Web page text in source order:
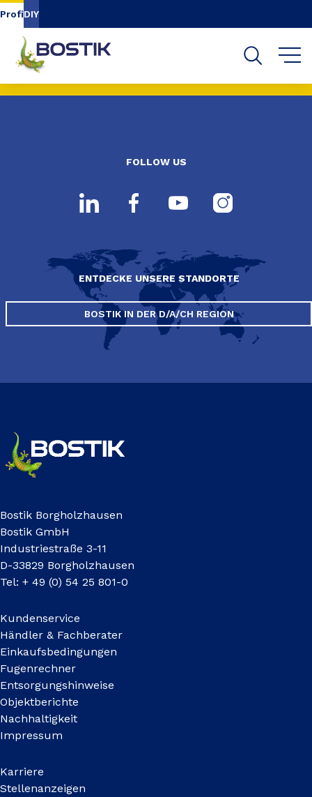
Inhalt
ProfiDIY
FOLLOW US
ENTDECKE UNSERE STANDORTE
BOSTIK IN DER D/A/CH REGION
Bostik Borgholzhausen
Bostik GmbH
Industriestraße 3-11
D-33829 Borgholzhausen
Tel: + 49 (0) 54 25 801-0
Kundenservice
Händler & Fachberater
Einkaufsbedingungen
Fugenrechner
Entsorgungshinweise
Objektberichte
Nachhaltigkeit
Impressum
Karriere
Stellenanzeigen